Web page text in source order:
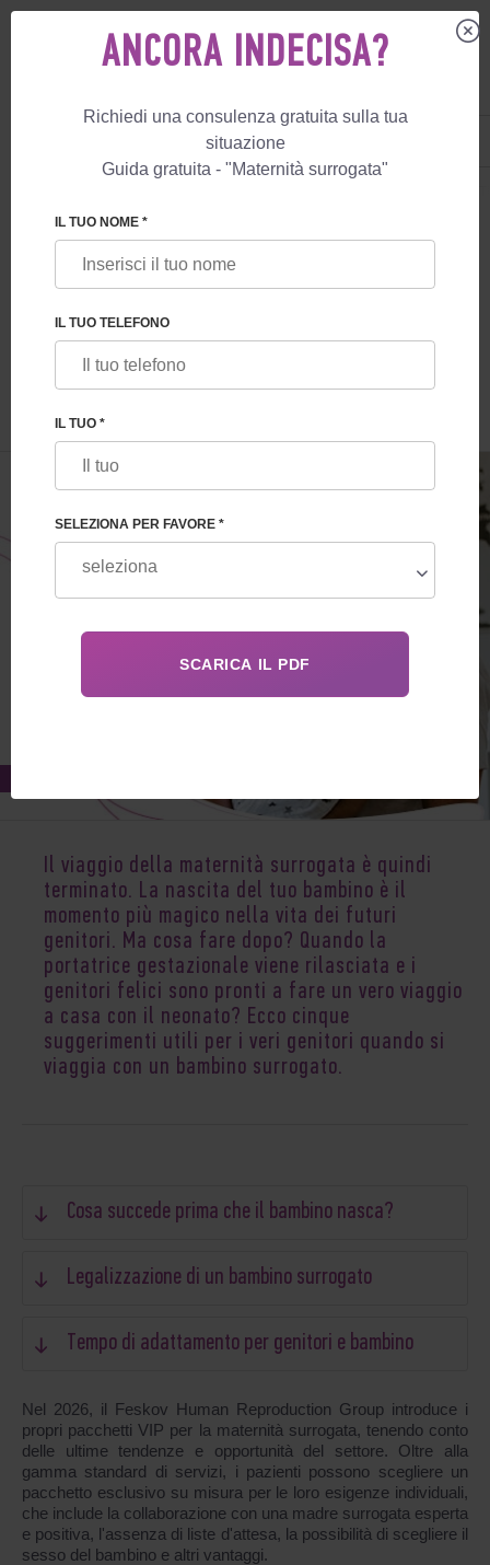
5 CONSIGLI PER VIAGGIARE CON IL TUO
BAMBINO DOPO LA NASCITA DALLA
MATERNITÀ SURROGATA
Il viaggio della maternità surrogata è quindi
terminato. La nascita del tuo bambino è il
momento più magico nella vita dei futuri
genitori. Ma cosa fare dopo? Quando la
portatrice gestazionale viene rilasciata e i
genitori felici sono pronti a fare un vero viaggio
a casa con il neonato? Ecco cinque
suggerimenti utili per i veri genitori quando si
viaggia con un bambino surrogato.
Cosa succede prima che il bambino nasca?
Legalizzazione di un bambino surrogato
Tempo di adattamento per genitori e bambino
Nel 2026, il Feskov Human Reproduction Group introduce i
propri pacchetti VIP per la maternità surrogata, tenendo conto
delle ultime tendenze e opportunità del settore. Oltre alla
gamma standard di servizi, i pazienti possono scegliere un
pacchetto esclusivo su misura per le loro esigenze individuali,
che include la collaborazione con una madre surrogata esperta
e positiva, l'assenza di liste d'attesa, la possibilità di scegliere il
sesso del bambino e altri vantaggi.
ANCORA INDECISA?
Richiedi una consulenza gratuita sulla tua
situazione
Guida gratuita - "Maternità surrogata"
IL TUO NOME *
IL TUO TELEFONO
IL TUO *
SELEZIONA PER FAVORE *